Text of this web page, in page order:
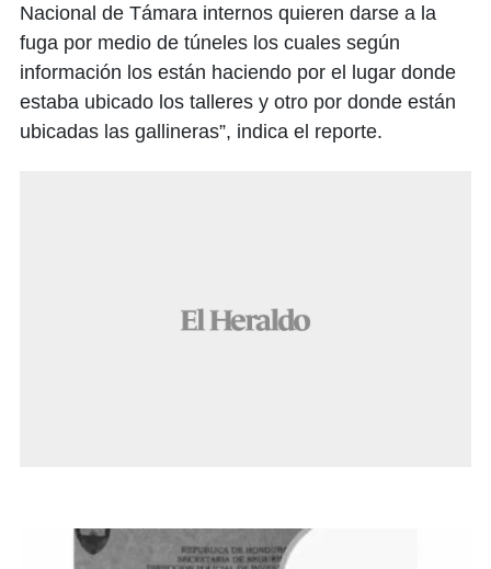
Nacional de Támara internos quieren darse a la
fuga por medio de túneles los cuales según
información los están haciendo por el lugar donde
estaba ubicado los talleres y otro por donde están
ubicadas las gallineras”, indica el reporte.